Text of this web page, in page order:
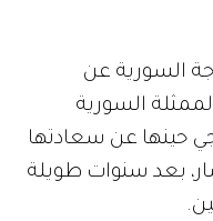
السورية عن
السورية
حينها عن سعادتها
بعد سنوات طويلة